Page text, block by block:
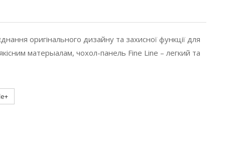
оригінального дизайну та захисної функції для
матерыалам, чохол-панель Fine Line – легкий та